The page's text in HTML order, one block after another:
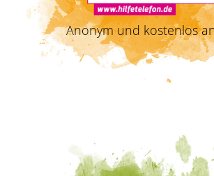
Anonym und kostenlos